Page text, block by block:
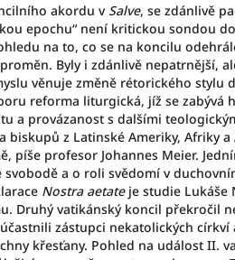
akordu v Salve, se zdánlivě
epochu“ není kritickou sondou
na to, co se na koncilu
Byly i zdánlivě nepatrnější,
věnuje změně rétorického stylu
reforma liturgická, jíž se zabývá
a provázanost s dalšími
z Latinské Ameriky, Afriky a
píše profesor Johannes Meier.
a o roli svědomí v
Nostra aetateje studie Lukáše
Druhý vatikánský koncil překročil
zástupci nekatolických církví
křesťany. Pohled na událost II.